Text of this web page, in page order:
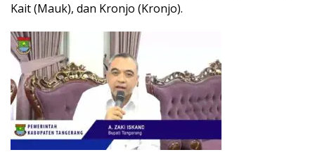
Kait (Mauk), dan Kronjo (Kronjo).